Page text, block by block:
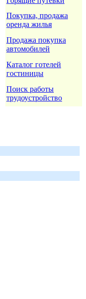
Покупка, продажа
оренда жилья
Продажа покупка
автомобилей
Каталог готелей
гостиницы
Поиск работы
трудоустройство